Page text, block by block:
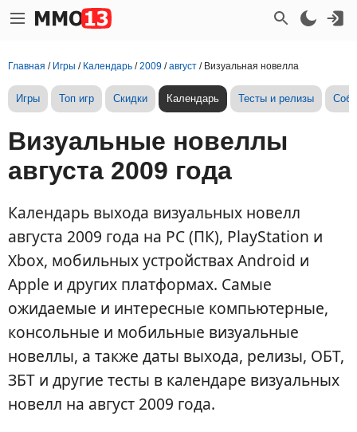
Главная / Игры / Календарь /2009 /август / Визуальная новелла
Игры Топ игр Скидки Календарь Тесты и релизы
Визуальные новеллы
августа 2009 года
Календарь выхода визуальных новелл
августа 2009 года на PC (ПК), PlayStation и
Xbox, мобильных устройствах Android и
Apple и других платформах. Самые
ожидаемые и интересные компьютерные,
консольные и мобильные визуальные
новеллы, а также даты выхода, релизы, ОБТ,
ЗБТ и другие тесты в календаре визуальных
новелл на август 2009 года.